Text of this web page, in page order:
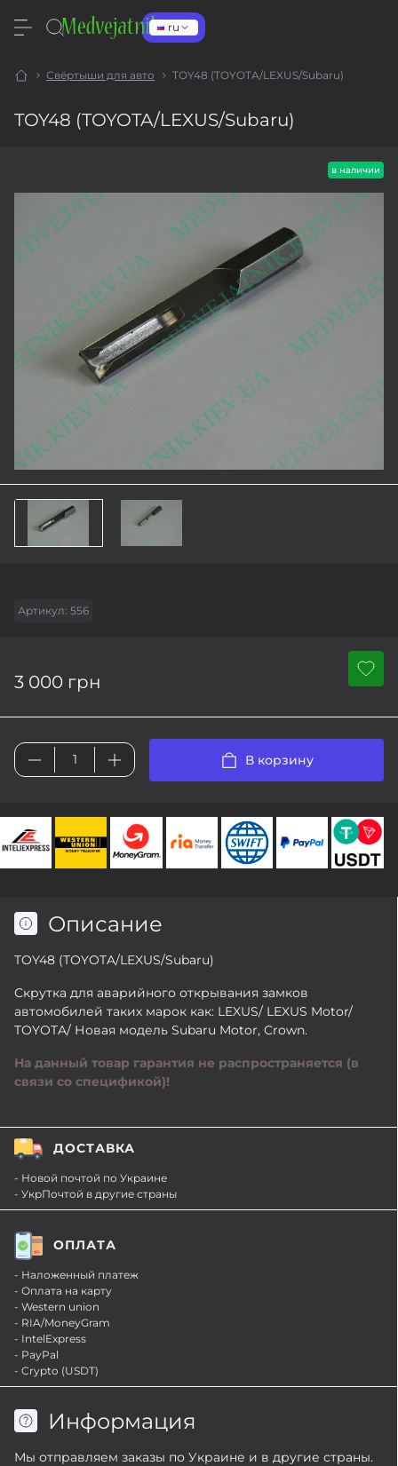
ru
Свёртыши для авто TOY48 (TOYOTA/LEXUS/Subaru)
TOY48 (TOYOTA/LEXUS/Subaru)
в наличии
Артикул: 556
3 000 грн
В корзину
Описание
TOY48 (TOYOTA/LEXUS/Subaru)
Скрутка для аварийного открывания замков
автомобилей таких марок как: LEXUS/ LEXUS Motor/
TOYOTA/ Новая модель Subaru Motor, Crown.
На данный товар гарантия не распространяется (в
связи со спецификой)!
ДОСТАВКА
- Новой почтой по Украине
- УкрПочтой в другие страны
ОПЛАТА
- Наложенный платеж
- Оплата на карту
- Western union
- RIA/MoneyGram
- IntelExpress
- PayPal
- Crypto (USDT)
Информация
Мы отправляем заказы по Украине и в другие страны.